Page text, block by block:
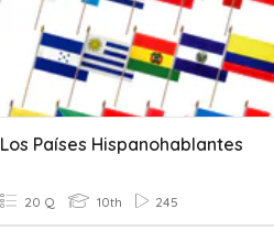
Los Países Hispanohablantes
20 Q 10th 245